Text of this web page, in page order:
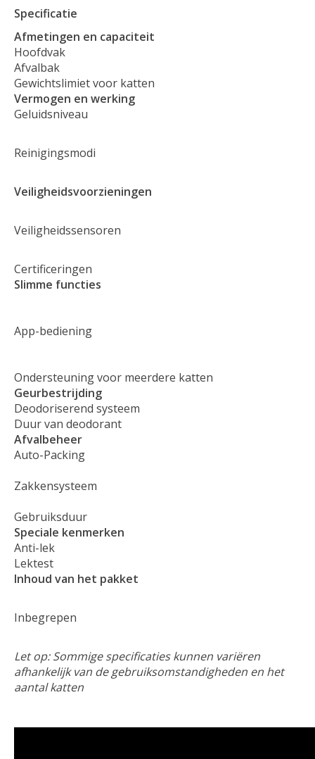
Specificatie
Afmetingen en capaciteit
Hoofdvak
Afvalbak
Gewichtslimiet voor katten
Vermogen en werking
Geluidsniveau
Reinigingsmodi
Veiligheidsvoorzieningen
Veiligheidssensoren
Certificeringen
Slimme functies
App-bediening
Ondersteuning voor meerdere katten
Geurbestrijding
Deodoriserend systeem
Duur van deodorant
Afvalbeheer
Auto-Packing
Zakkensysteem
Gebruiksduur
Speciale kenmerken
Anti-lek
Lektest
Inhoud van het pakket
Inbegrepen
Let op: Sommige specificaties kunnen variëren
afhankelijk van de gebruiksomstandigheden en het
aantal katten